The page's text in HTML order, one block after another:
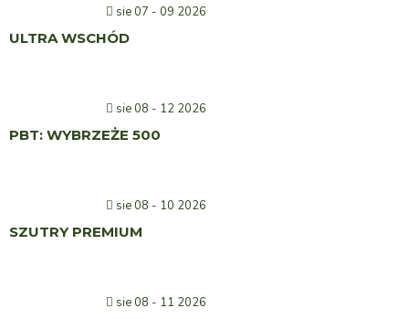
sie 07 - 09 2026
ULTRA WSCHÓD
sie 08 - 12 2026
PBT: WYBRZEŻE 500
sie 08 - 10 2026
SZUTRY PREMIUM
sie 08 - 11 2026